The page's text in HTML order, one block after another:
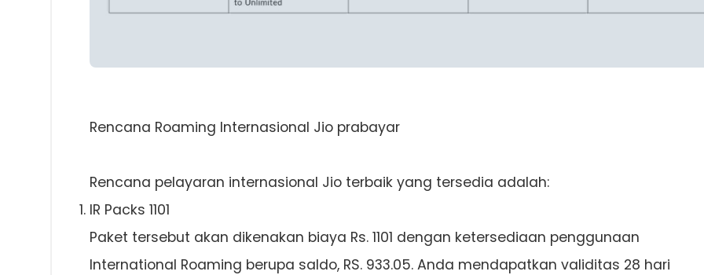
Rencana Roaming Internasional Jio prabayar
Rencana pelayaran internasional Jio terbaik yang tersedia adalah:
IR Packs 1101
Paket tersebut akan dikenakan biaya Rs. 1101 dengan ketersediaan penggunaan
International Roaming berupa saldo, RS. 933.05. Anda mendapatkan validitas 28 hari